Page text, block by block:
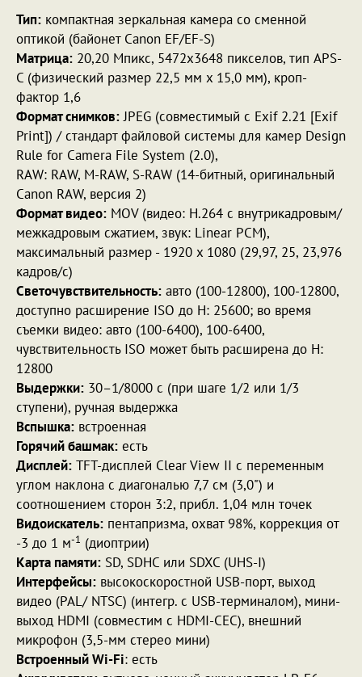
Тип: компактная зеркальная камера со сменной
оптикой (байонет Canon EF/EF-S)
Матрица: 20,20 Мпикс, 5472x3648 пикселов, тип APS-
C (физический размер 22,5 мм x 15,0 мм), кроп-
фактор 1,6
Формат снимков:JPEG (совместимый с Exif 2.21 [Exif
Print]) / стандарт файловой системы для камер Design
Rule for Camera File System (2.0),
RAW: RAW, M-RAW, S-RAW (14-битный, оригинальный
Canon RAW, версия 2)
Формат видео: MOV (видео: H.264 с внутрикадровым/
межкадровым сжатием, звук: Linear PCM),
максимальный размер - 1920 x 1080 (29,97, 25, 23,976
кадров/с)
Светочувствительность: авто (100-12800), 100-12800,
доступно расширение ISO до H: 25600; во время
съемки видео: авто (100-6400), 100-6400,
чувствительность ISO может быть расширена до H:
12800
Выдержки: 30–1/8000 с (при шаге 1/2 или 1/3
ступени), ручная выдержка
Вспышка: встроенная
Горячий башмак: есть
Дисплей: TFT-дисплей Clear View II с переменным
углом наклона с диагональю 7,7 см (3,0") и
соотношением сторон 3:2, прибл. 1,04 млн точек
Видоискатель: пентапризма, охват 98%, коррекция от
-3 до 1 м-1 (диоптрии)
Карта памяти: SD, SDHC или SDXC (UHS-I)
Интерфейсы: высокоскоростной USB-порт, выход
видео (PAL/ NTSC) (интегр. с USB-терминалом), мини-
выход HDMI (совместим с HDMI-CEC), внешний
микрофон (3,5-мм стерео мини)
Встроенный Wi-Fi: есть